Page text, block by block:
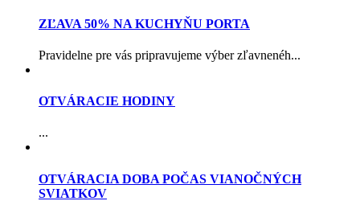
ZĽAVA 50% NA KUCHYŇU PORTA
Pravidelne pre vás pripravujeme výber zľavnenéh...
OTVÁRACIE HODINY
...
OTVÁRACIA DOBA POČAS VIANOČNÝCH
SVIATKOV